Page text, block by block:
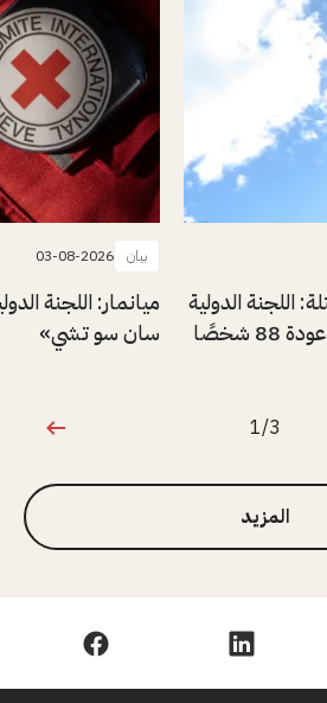
اللجنة الدولية
للصليب الأحمر تسهل عودة 88 شخصًا
بيان 03-08-2026
ميانمار: اللجنة
سان سو تشي»
1 من 3
1/3
المزيد